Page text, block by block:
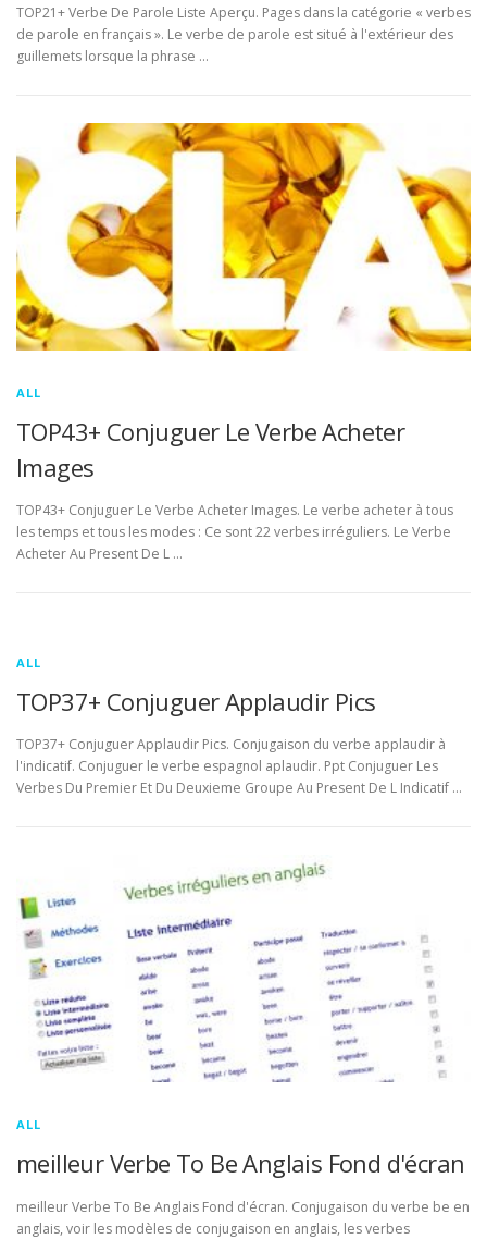
TOP21+ Verbe De Parole Liste Aperçu. Pages dans la catégorie « verbes
de parole en français ». Le verbe de parole est situé à l'extérieur des
guillemets lorsque la phrase …
ALL
TOP43+ Conjuguer Le Verbe Acheter
Images
TOP43+ Conjuguer Le Verbe Acheter Images. Le verbe acheter à tous
les temps et tous les modes : Ce sont 22 verbes irréguliers. Le Verbe
Acheter Au Present De L …
ALL
TOP37+ Conjuguer Applaudir Pics
TOP37+ Conjuguer Applaudir Pics. Conjugaison du verbe applaudir à
l'indicatif. Conjuguer le verbe espagnol aplaudir. Ppt Conjuguer Les
Verbes Du Premier Et Du Deuxieme Groupe Au Present De L Indicatif …
ALL
meilleur Verbe To Be Anglais Fond d'écran
meilleur Verbe To Be Anglais Fond d'écran. Conjugaison du verbe be en
anglais, voir les modèles de conjugaison en anglais, les verbes